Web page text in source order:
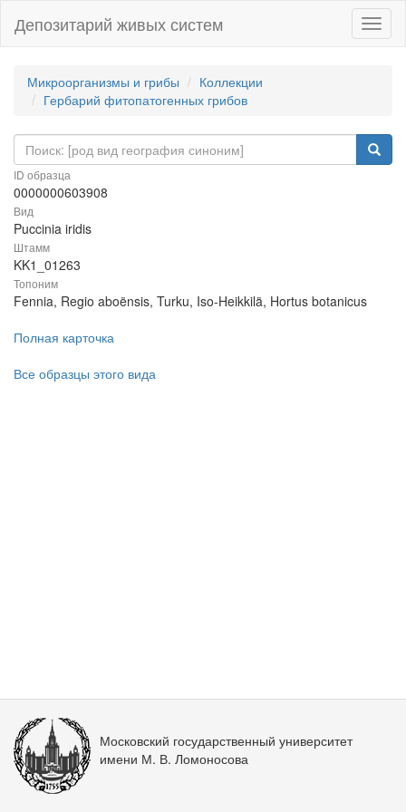
Депозитарий живых систем
Микроорганизмы и грибы
Коллекции
Гербарий фитопатогенных грибов
ID образца
0000000603908
Вид
Puccinia iridis
Штамм
KK1_01263
Топоним
Fennia, Regio aboënsis, Turku, Iso-Heikkilä, Hortus botanicus
Полная карточка
Все образцы этого вида
Московский государственный университет
имени М. В. Ломоносова